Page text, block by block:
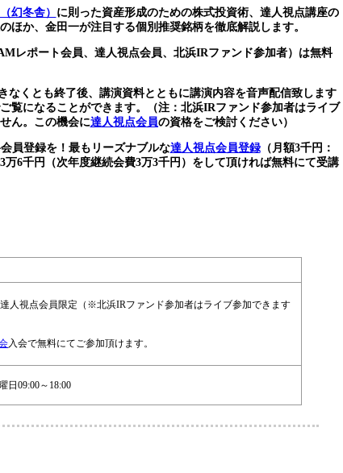
幻冬舎） に則った資産形成のための株式投資術、達人視点講座の
か、金田一が注目する個別推奨銘柄を徹底解説します。
レポート会員、達人視点会員、北浜IRファンド参加者）は無料
なくとも終了後、講演資料とともに講演内容を音声配信致します
覧になることができます。（注：北浜IRファンド参加者はライブ
ん。この機会に達人視点会員の資格をご検討ください）
員登録を！最もリーズナブルな達人視点会員登録（月額3千円：
6千円（次年度継続会費3万3千円）をして頂ければ無料にて受講
人視点会員限定（※北浜IRファンド参加者はライブ参加できます
入会で無料にてご参加頂けます。
09:00～18:00